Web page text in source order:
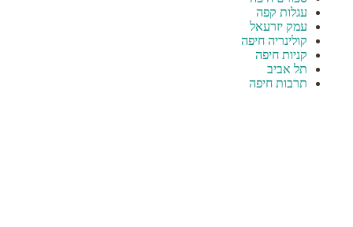
עגלות קפה
עמק יזרעאל
קולינריה חיפה
קניות חיפה
תל אביב
תרבות חיפה